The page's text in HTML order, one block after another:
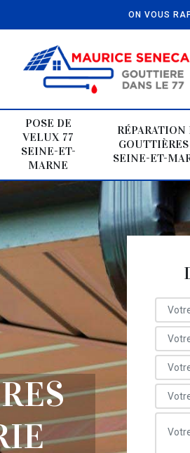
ON VOUS
POSE DE
VELUX 77
SEINE-ET-
MARNE
RÉPARATION
GOUTTIÈRES
SEINE-ET-